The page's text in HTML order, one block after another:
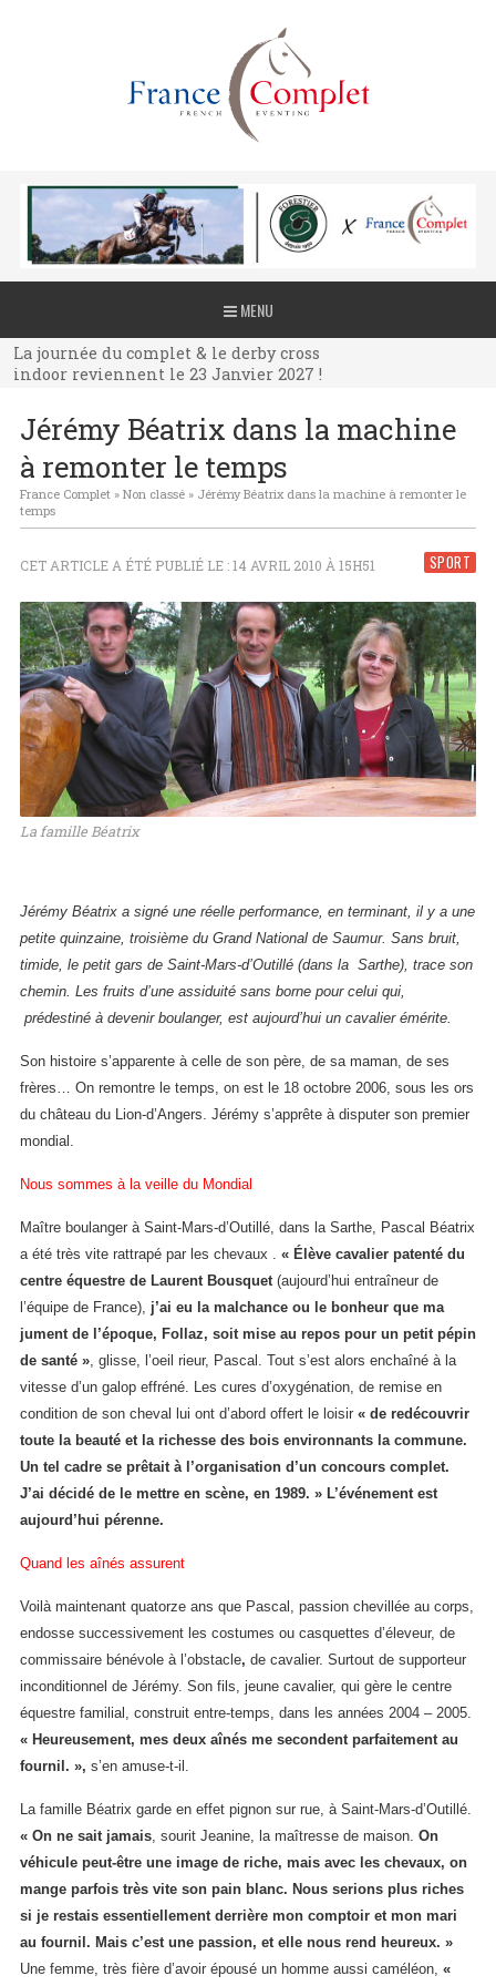
MENU
La journée du complet & le derby cross
indoor reviennent le 23 Janvier 2027 !
La journée du complet & le derby cross
indoor reviennent le 23 Janvier 2027 !
indoor reviennent le 23 Janvier 2027 !
Jérémy Béatrix dans la machine
à remonter le temps
France Complet» Non classé» Jérémy Béatrix dans la machine à remonter le
temps
SPORT
CET ARTICLE A ÉTÉ PUBLIÉ LE : 14 AVRIL 2010 À 15H51
La famille Béatrix
Jérémy Béatrix a signé une réelle performance, en terminant, il y a une
petite quinzaine, troisième du Grand National de Saumur. Sans bruit,
timide, le petit gars de Saint-Mars-d’Outillé (dans la Sarthe), trace son
chemin. Les fruits d’une assiduité sans borne pour celui qui,
prédestiné à devenir boulanger, est aujourd’hui un cavalier émérite.
Son histoire s’apparente à celle de son père, de sa maman, de ses
frères… On remontre le temps, on est le 18 octobre 2006, sous les ors
du château du Lion-d’Angers. Jérémy s’apprête à disputer son premier
mondial.
Nous sommes à la veille du Mondial
Maître boulanger à Saint-Mars-d’Outillé, dans la Sarthe, Pascal Béatrix
a été très vite rattrapé par les chevaux . « Élève cavalier patenté du
centre équestre de Laurent Bousquet (aujourd’hui entraîneur de
l’équipe de France), j’ai eu la malchance ou le bonheur que ma
jument de l’époque, Follaz, soit mise au repos pour un petit pépin
de santé », glisse, l’oeil rieur, Pascal. Tout s’est alors enchaîné à la
vitesse d’un galop effréné. Les cures d’oxygénation, de remise en
condition de son cheval lui ont d’abord offert le loisir « de redécouvrir
toute la beauté et la richesse des bois environnants la commune.
Un tel cadre se prêtait à l’organisation d’un concours complet.
J’ai décidé de le mettre en scène, en 1989. » L’événement est
aujourd’hui pérenne.
Quand les aînés assurent
Voilà maintenant quatorze ans que Pascal, passion chevillée au corps,
endosse successivement les costumes ou casquettes d’éleveur, de
commissaire bénévole à l’obstacle, de cavalier. Surtout de supporteur
inconditionnel de Jérémy. Son fils, jeune cavalier, qui gère le centre
équestre familial, construit entre-temps, dans les années 2004 – 2005.
« Heureusement, mes deux aînés me secondent parfaitement au
fournil. », s’en amuse-t-il.
La famille Béatrix garde en effet pignon sur rue, à Saint-Mars-d’Outillé.
« On ne sait jamais, sourit Jeanine, la maîtresse de maison. On
véhicule peut-être une image de riche, mais avec les chevaux, on
mange parfois très vite son pain blanc. Nous serions plus riches
si je restais essentiellement derrière mon comptoir et mon mari
au fournil. Mais c’est une passion, et elle nous rend heureux. »
Une femme, très fière d’avoir épousé un homme aussi caméléon, «